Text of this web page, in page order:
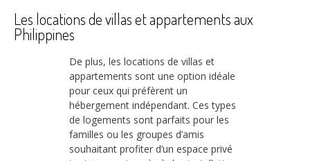
Les locations de villas et appartements aux
Philippines
De plus, les locations de villas et
appartements sont une option idéale
pour ceux qui préfèrent un
hébergement indépendant. Ces types
de logements sont parfaits pour les
familles ou les groupes d’amis
souhaitant profiter d’un espace privé